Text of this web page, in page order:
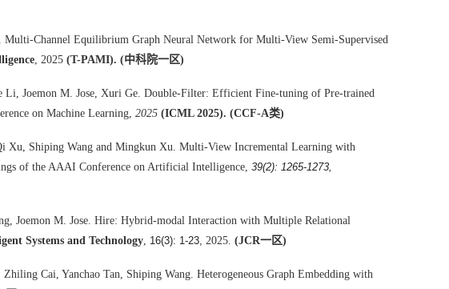
Multi-Channel Equilibrium Graph Neural Network for Multi-View Semi-Supervised
, 2025 (T-PAMI). (中科院一区)
Li, Joemon M. Jose, Xuri Ge. Double-Filter: Efficient Fine-tuning of Pre-trained
on Machine Learning, 2025 (ICML 2025). (CCF-A类)
Xu, Shiping Wang and Mingkun Xu. Multi-View Incremental Learning with
of the AAAI Conference on Artificial Intelligence, 39(2): 1265-1273,
Joemon M. Jose. Hire: Hybrid-modal Interaction with Multiple Relational
Systems and Technology, 16(3): 1-23, 2025. (JCR一区)
Cai, Yanchao Tan, Shiping Wang. Heterogeneous Graph Embedding with